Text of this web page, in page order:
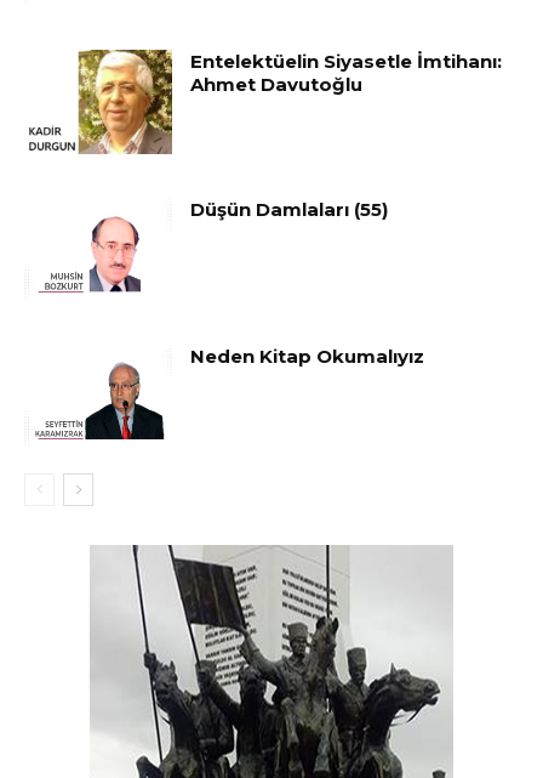
Entelektüelin Siyasetle İmtihanı:
Ahmet Davutoğlu
Düşün Damlaları (55)
Neden Kitap Okumalıyız